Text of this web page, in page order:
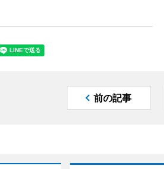
前の記事